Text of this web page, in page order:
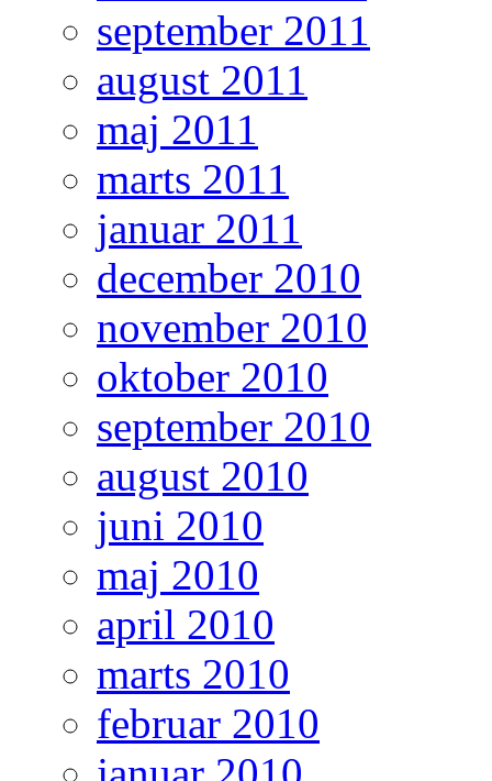
september 2011
august 2011
maj 2011
marts 2011
januar 2011
december 2010
november 2010
oktober 2010
september 2010
august 2010
juni 2010
maj 2010
april 2010
marts 2010
februar 2010